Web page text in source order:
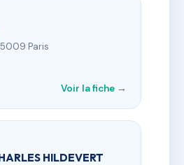
Paris
Voir la fiche →
HILDEVERT